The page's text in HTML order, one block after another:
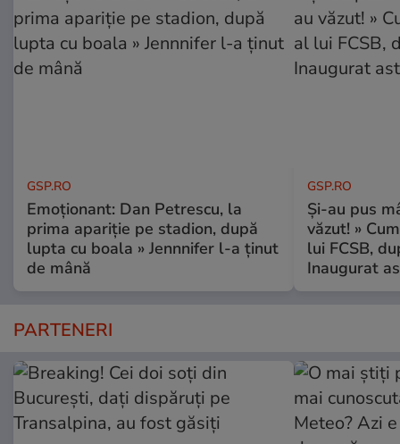
GSP.RO
Emoționant: Dan Petrescu, la
prima apariție pe stadion, după
lupta cu boala » Jennnifer l-a ținut
de mână
GSP.RO
Și-au pus
văzut! »
lui FCSB,
Inaugurat
PARTENERI